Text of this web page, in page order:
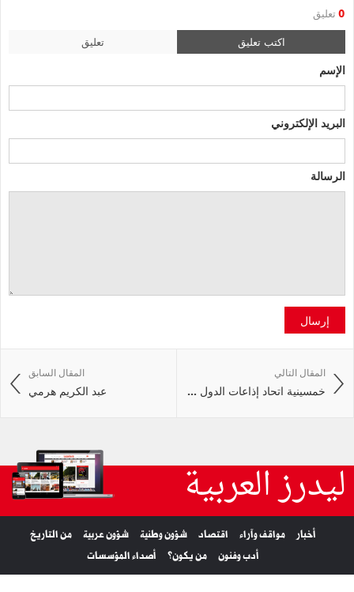
0 تعليق
اكتب تعليق تعليق
الإسم
البريد الإلكتروني
الرسالة
إرسال
المقال السابق
عبد الكريم هرمي
المقال التالي
خمسينية اتحاد إذاعات الدول ...
ليدرز العربية
أخبار مواقف وآراء اقتصاد شؤون وطنية شؤون عربية
من التاريخ
أدب وفنون
من يكون؟ أصداء المؤسسات